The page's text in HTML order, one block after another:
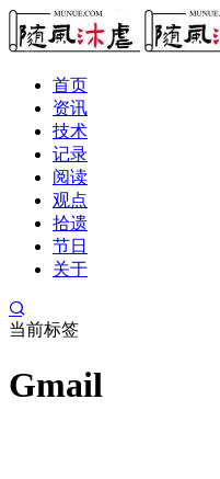
首页
资讯
技术
记录
阅读
观点
拾遗
节日
关于
当前标签
Gmail